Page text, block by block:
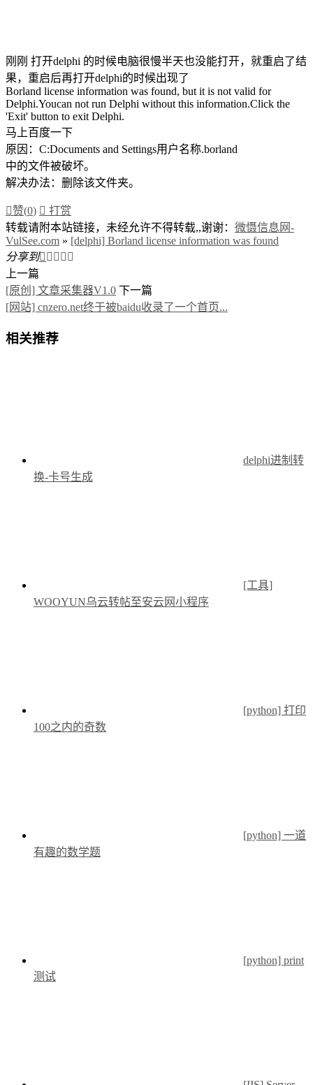
刚刚 打开delphi 的时候电脑很慢半天也没能打开，就重启了结
果，重启后再打开delphi的时候出现了
Borland license information was found, but it is not valid for
Delphi.Youcan not run Delphi without this information.Click the
'Exit' button to exit Delphi.
马上百度一下
原因：C:Documents and Settings用户名称.borland
中的文件被破坏。
解决办法：删除该文件夹。
赞(0)  打赏
转载请附本站链接，未经允许不得转载,,谢谢： 微慑信息网-
VulSee.com » [delphi] Borland license information was found
分享到    
上一篇
[原创] 文章采集器V1.0 下一篇
[网站] cnzero.net终于被baidu收录了一个首页...
相关推荐
delphi进制转
换-卡号生成
[工具]
WOOYUN乌云转帖至安云网小程序
[python] 打印
100之内的奇数
[python] 一道
有趣的数学题
[python] print
测试